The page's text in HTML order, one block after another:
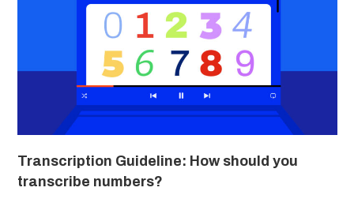
Transcription Guideline: How should you
transcribe numbers?